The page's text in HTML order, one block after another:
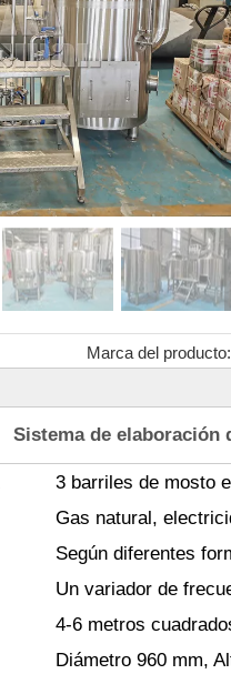
Marca del producto:
Sistema de elaboración
3 barriles de mosto
Gas natural,
Según diferentes
Un variador de
4-6 metros
Diámetro 960 mm,